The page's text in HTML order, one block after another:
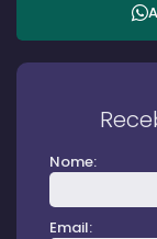
Nome:
Email: